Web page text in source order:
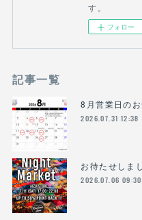
す。
フォロー
記事一覧
8月営業日のお
2026.07.31 12:38
お待たせしま
2026.07.06 09:30